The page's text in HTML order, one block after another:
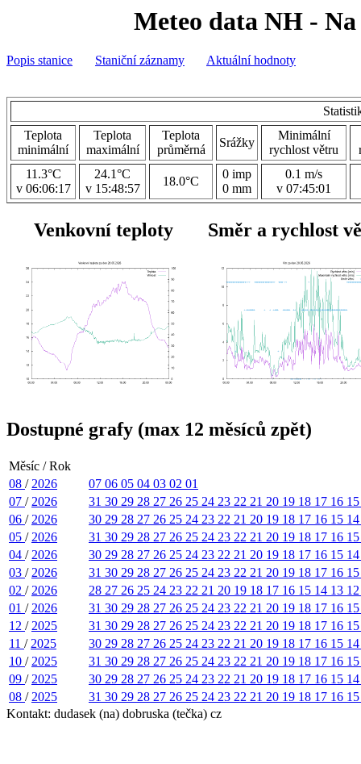
Meteo data NH - Na
Popis stanice Staniční záznamy Aktuální hodnoty
Teplota
minimální
Teplota
maximální
Teplota
průměrná
Srážky
Minimální
rychlost větru
11.3°C
v 06:06:17
24.1°C
v 15:48:57
18.0°C
0 imp
0 mm
0.1 m/s
v 07:45:01
Venkovní teploty Směr a rychlost
Dostupné grafy (max 12 měsíců zpět)
Měsíc / Rok
08 / 2026 07 06 05 04 03 02 01
07 / 2026 31 30 29 28 27 26 25 24 23 22 21 20 19 18 17 16
06 / 2026 30 29 28 27 26 25 24 23 22 21 20 19 18 17 16 15
05 / 2026 31 30 29 28 27 26 25 24 23 22 21 20 19 18 17 16
04 / 2026 30 29 28 27 26 25 24 23 22 21 20 19 18 17 16 15
03 / 2026 31 30 29 28 27 26 25 24 23 22 21 20 19 18 17 16
02 / 2026 28 27 26 25 24 23 22 21 20 19 18 17 16 15 14 13
01 / 2026 31 30 29 28 27 26 25 24 23 22 21 20 19 18 17 16
12 / 2025 31 30 29 28 27 26 25 24 23 22 21 20 19 18 17 16
11 / 2025 30 29 28 27 26 25 24 23 22 21 20 19 18 17 16 15
10 / 2025 31 30 29 28 27 26 25 24 23 22 21 20 19 18 17 16
09 / 2025 30 29 28 27 26 25 24 23 22 21 20 19 18 17 16 15
08 / 2025 31 30 29 28 27 26 25 24 23 22 21 20 19 18 17 16
Kontakt: dudasek (na) dobruska (tečka) cz